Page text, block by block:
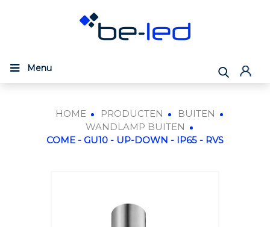
Menu
HOME PRODUCTEN
BUITEN
WANDLAMP BUITEN
COME - GU10 - UP-DOWN - IP65 - RVS